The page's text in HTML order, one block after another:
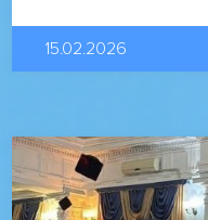
15.02.2026